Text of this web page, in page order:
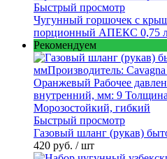
Быстрый просмотр
Чугунный горшочек с
порционный АПЕКС 0,75
Рекомендуем
Быстрый просмотр
Газовый шланг (рукав)
420 руб. / шт